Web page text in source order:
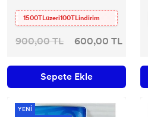
1500TLüzeri100TLindirim
900,00 TL 600,00 TL
Sepete Ekle
YENİ